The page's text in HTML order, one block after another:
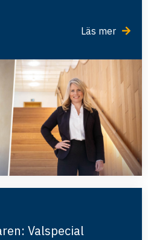
Läs mer
Valspecial